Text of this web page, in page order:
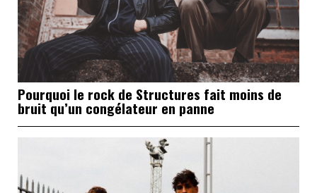
Pourquoi le rock de Structures fait moins de
bruit qu’un congélateur en panne